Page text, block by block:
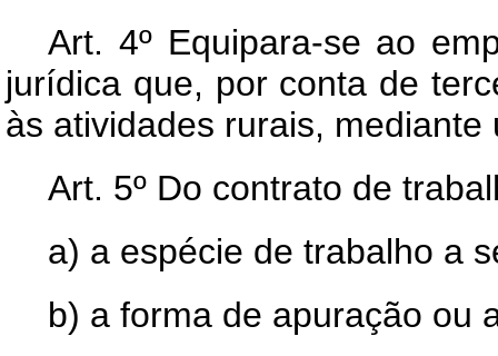
Art. 4º Equipara-se ao
jurídica que, por conta de
às atividades rurais,
Art. 5º Do contrato de
a) a espécie de trabalho a
b) a forma de apuração ou